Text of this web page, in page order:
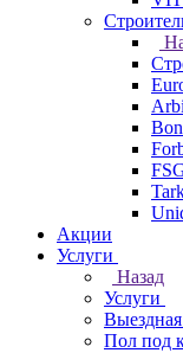
Акции
Услуги
Назад
Услуги
Пол под